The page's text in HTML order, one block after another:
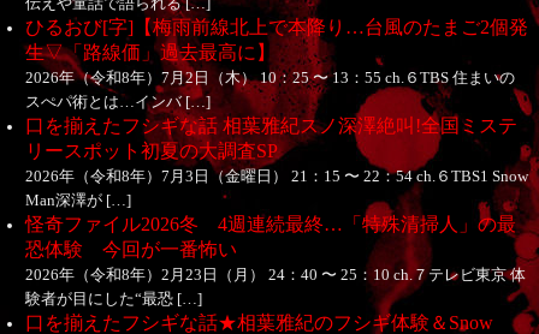
ひるおび[字]【梅雨前線北上で本降り…台風のたまご2個発
生▽「路線価」過去最高に】
2026年（令和8年）7月2日（木） 10：25 〜 13：55 ch.６TBS 住まいの
スぺパ術とは…インバ […]
口を揃えたフシギな話 相葉雅紀スノ深澤絶叫!全国ミステ
リースポット初夏の大調査SP
2026年（令和8年）7月3日（金曜日） 21：15 〜 22：54 ch.６TBS1 Snow
Man深澤が […]
怪奇ファイル2026冬 4週連続最終…「特殊清掃人」の最
恐体験 今回が一番怖い
2026年（令和8年）2月23日（月） 24：40 〜 25：10 ch.７テレビ東京 体
験者が目にした“最恐 […]
口を揃えたフシギな話★相葉雅紀のフシギ体験＆Snow